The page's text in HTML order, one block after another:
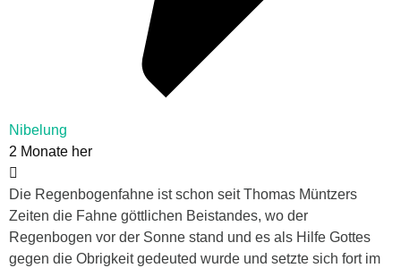
Nibelung
2 Monate her
Die Regenbogenfahne ist schon seit Thomas Müntzers
Zeiten die Fahne göttlichen Beistandes, wo der
Regenbogen vor der Sonne stand und es als Hilfe Gottes
gegen die Obrigkeit gedeuted wurde und setzte sich fort im